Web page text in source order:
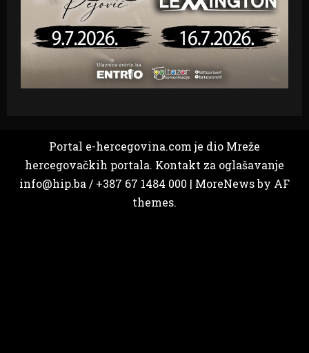
Portal e-hercegovina.com je dio Mreže
hercegovačkih portala. Kontakt za oglašavanje
info@hip.ba / +387 67 1484 000 | MoreNewsby AF
themes.